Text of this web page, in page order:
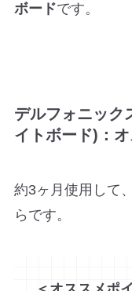
ボードです。
デルフォニック
イトボード)：
約3ヶ月使用して
らです。